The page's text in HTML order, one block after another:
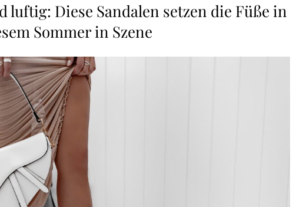
Diese Sandalen setzen die Füße in
Sommer in Szene